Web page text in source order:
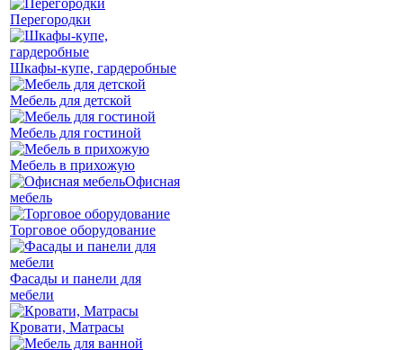
Перегородки
Шкафы-купе, гардеробные
Мебель для детской
Мебель для гостиной
Мебель в прихожую
Офисная
мебель
Торговое оборудование
Фасады и панели для
мебели
Кровати, Матрасы